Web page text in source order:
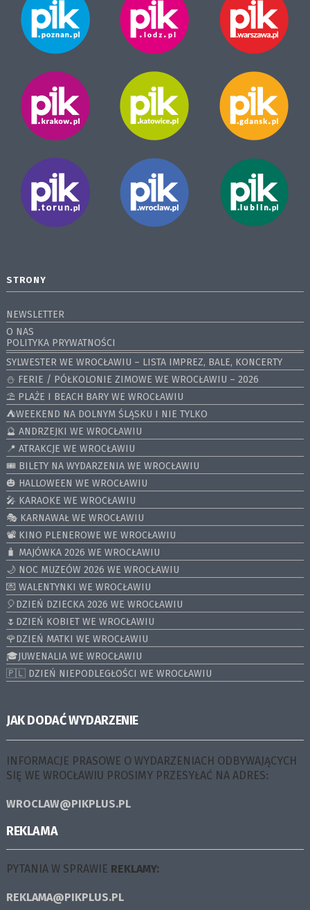
STRONY
NEWSLETTER
O NAS
POLITYKA PRYWATNOŚCI
SYLWESTER WE WROCŁAWIU – LISTA IMPREZ, BALE, KONCERTY
⛄️ FERIE / PÓŁKOLONIE ZIMOWE WE WROCŁAWIU – 2026
⛱️ PLAŻE I BEACH BARY WE WROCŁAWIU
⛺️WEEKEND NA DOLNYM ŚLĄSKU I NIE TYLKO
🔮 ANDRZEJKI WE WROCŁAWIU
📍 ATRAKCJE WE WROCŁAWIU
🎟️ BILETY NA WYDARZENIA WE WROCŁAWIU
🎃 HALLOWEEN WE WROCŁAWIU
🎤 KARAOKE WE WROCŁAWIU
🎭 KARNAWAŁ WE WROCŁAWIU
📽️ KINO PLENEROWE WE WROCŁAWIU
🧳 MAJÓWKA 2026 WE WROCŁAWIU
🌙 NOC MUZEÓW 2026 WE WROCŁAWIU
💌 WALENTYNKI WE WROCŁAWIU
🎈DZIEŃ DZIECKA 2026 WE WROCŁAWIU
🌷DZIEŃ KOBIET WE WROCŁAWIU
🌹DZIEŃ MATKI WE WROCŁAWIU
🎓JUWENALIA WE WROCŁAWIU
🇵🇱 DZIEŃ NIEPODLEGŁOŚCI WE WROCŁAWIU
JAK DODAĆ WYDARZENIE
INFORMACJE PRASOWE O WYDARZENIACH ODBYWAJĄCYCH
SIĘ WE WROCŁAWIU PROSIMY PRZESYŁAĆ NA ADRES:
WROCLAW@PIKPLUS.PL
REKLAMA
PYTANIA W SPRAWIE REKLAMY:
REKLAMA@PIKPLUS.PL